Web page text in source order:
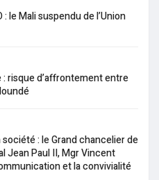
: le Mali suspendu de l’Union
risque d’affrontement entre
: le Grand chancelier de
Jean Paul II, Mgr Vincent
et la convivialité